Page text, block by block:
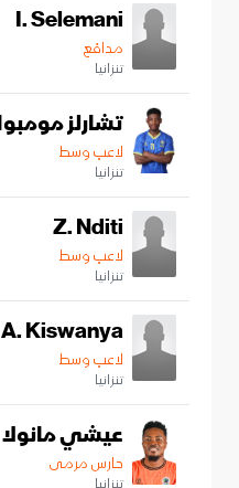
I. Selemani
مدافع
تنزانيا
تشارلز
لاعب وسط
تنزانيا
Z. Nditi
لاعب وسط
تنزانيا
A. Kiswanya
لاعب وسط
تنزانيا
عيشي مانولا
حارس مرمى